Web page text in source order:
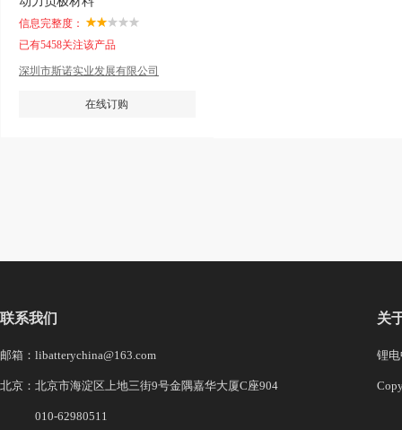
信息完整度：
已有5458关注该产品
深圳市斯诺实业发展有限公司
在线订购
联系我们
邮箱：libatterychina@163.com
北京：北京市海淀区上地三街9号金隅嘉华大厦C座904
010-62980511
关
锂